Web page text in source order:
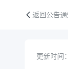
返回公告
更新时间